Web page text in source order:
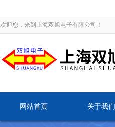
欢迎您，来到上海双旭电子有限公司！
网站首页 关于我们